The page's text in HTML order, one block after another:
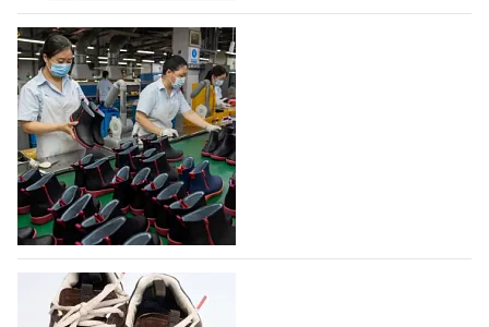
На платформе Lamoda - новый раздел и
условия продвижения локальных
дизайнерских марок
Российский маркетплейс Lamoda решил обновить
раздел для продажи продукции локальных
дизайнерских марок одежды, обуви и аксессуаров.
Бренды также получат маркетинговую…
06.08.2026 346
Объем мирового производства обуви в
2025 году практически не увеличился